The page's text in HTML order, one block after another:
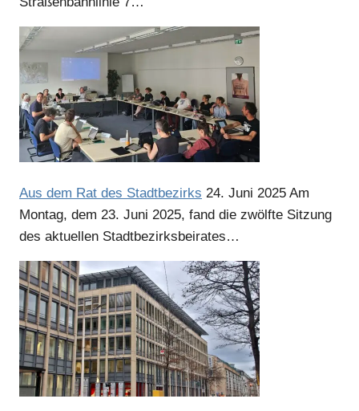
Aus dem Rat des Stadtbezirks 24. Juni 2025 Am
Montag, dem 23. Juni 2025, fand die zwölfte Sitzung
des aktuellen Stadtbezirksbeirates…